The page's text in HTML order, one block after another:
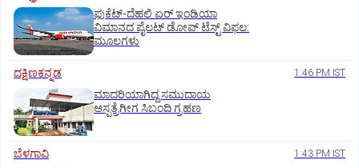
ಫುಕೆಟ್‌-ದೆಹಲಿ ಏರ್‌ ಇಂಡಿಯಾ
ವಿಮಾನದ ಪೈಲಟ್‌ ಡೋಪ್‌ ಟೆಸ್ಟ್‌ ವಿಫಲ:
ಮೂಲಗಳು
ದಕ್ಷಿಣಕನ್ನಡ 1:46 PM IST
ಮಾದರಿಯಾಗಿದ್ದ ಸಮುದಾಯ
ಆಸ್ಪತ್ರೆಗೀಗ ಸಿಬಂದಿ ಗ್ರಹಣ
ಬೆಳಗಾವಿ 1:43 PM IST